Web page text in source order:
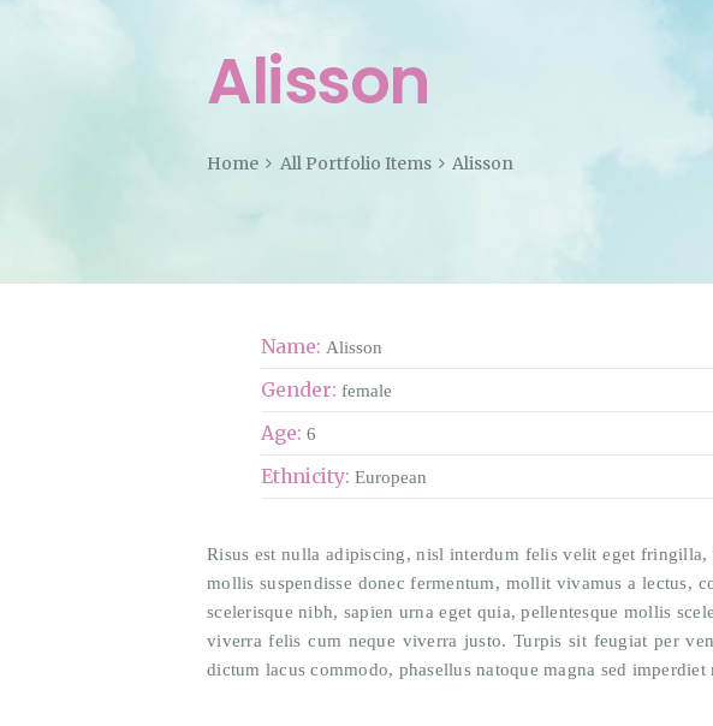
Alisson
Home All Portfolio Items Alisson
CONTACT
JE
FAIRE
Name: Alisson
Gender: female
Age: 6
Ethnicity: European
Risus est nulla adipiscing, nisl interdum felis velit eget
mollis suspendisse donec fermentum, mollit vivamus a lectus,
scelerisque nibh, sapien urna eget quia, pellentesque mollis
viverra felis cum neque viverra justo. Turpis sit feugiat per
dictum lacus commodo, phasellus natoque magna sed imperdiet